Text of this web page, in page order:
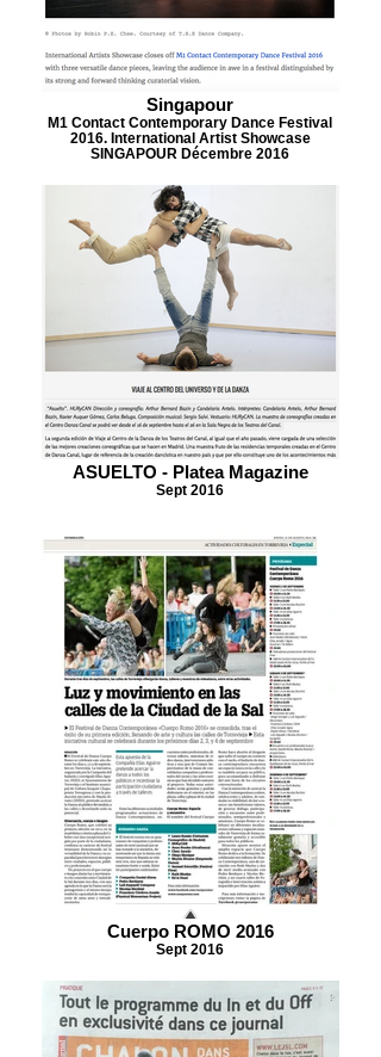
Singapour
M1 Contact Contemporary Dance Festival
2016. International Artist Showcase
SINGAPOUR Décembre 2016
ASUELTO - Platea Magazine
Sept 2016
Cuerpo ROMO 2016
Sept 2016